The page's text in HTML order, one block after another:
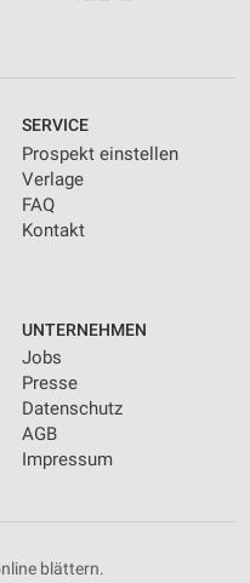
SERVICE
Prospekt einstellen
Verlage
FAQ
Kontakt
UNTERNEHMEN
Jobs
Presse
Datenschutz
AGB
Impressum
blättern.